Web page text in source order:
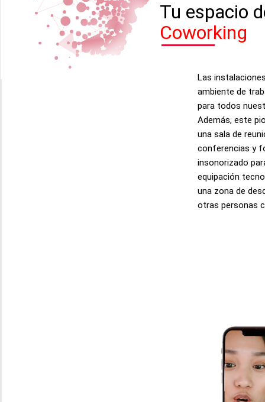
Tu espacio
Coworking
Las
ambiente de
para todos
Además, este
una sala de
conferencias y
insonorizado
equipación
una zona de
otras personas